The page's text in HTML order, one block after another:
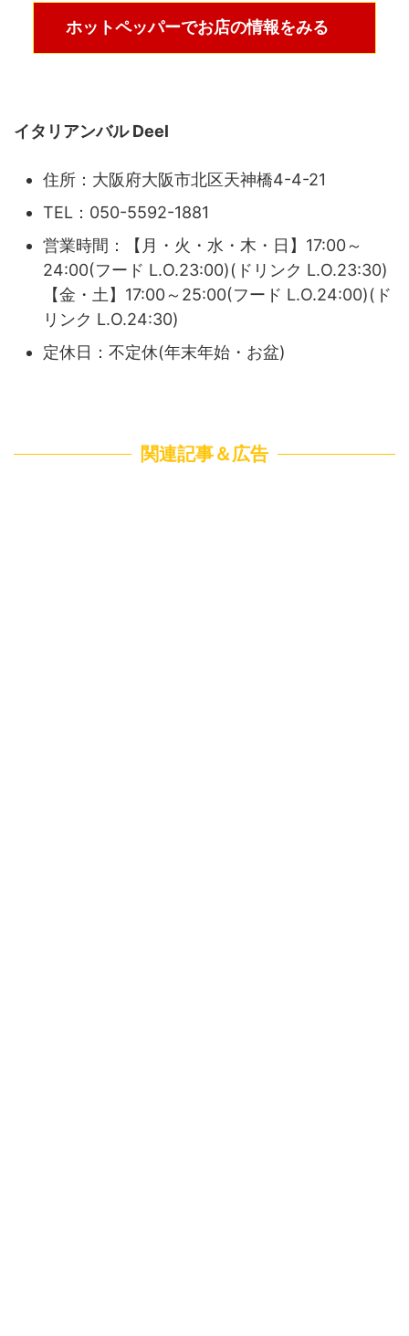
ホットペッパーでお店の情報をみる
イタリアンバル Deel
住所：大阪府大阪市北区天神橋4-4-21
TEL：050-5592-1881
営業時間：【月・火・水・木・日】17:00～
24:00(フード L.O.23:00)(ドリンク L.O.23:30)
【金・土】17:00～25:00(フード L.O.24:00)(ド
リンク L.O.24:30)
定休日：不定休(年末年始・お盆)
関連記事＆広告